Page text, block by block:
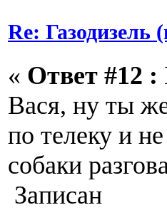
Re: Газодизель
« Ответ #12 :
Вася, ну ты
по телеку и
собаки
Записан